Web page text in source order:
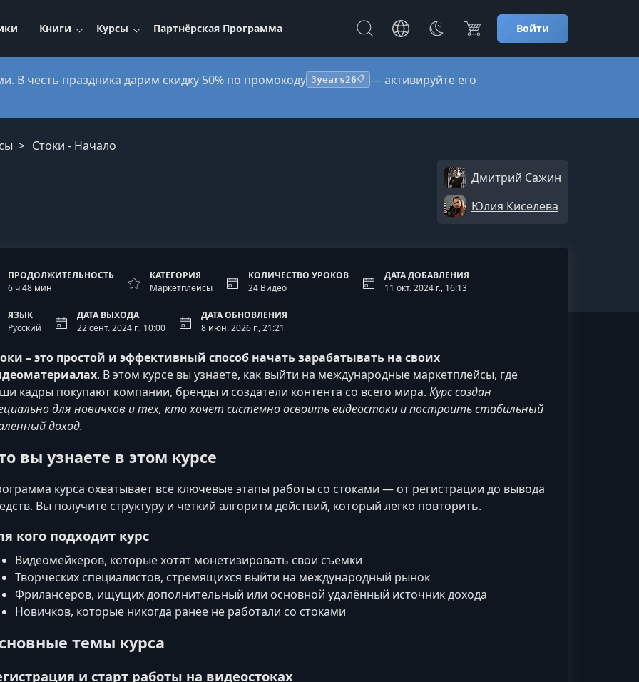
Книги Курсы Партнёрская Программа Войти
В честь праздника дарим скидку 50% по промокоду 3years26📋 — активируйте его
Стоки - Начало
Дмитрий Сажин
Юлия Киселева
ПРОДОЛЖИТЕЛЬНОСТЬ
6 ч 48 мин
КАТЕГОРИЯ
Маркетплейсы
КОЛИЧЕСТВО УРОКОВ
24 Видео
ДАТА ДОБАВЛЕНИЯ
11 окт. 2024 г., 16:13
ЯЗЫК
Русский
ДАТА ВЫХОДА
22 сент. 2024 г., 10:00
ДАТА ОБНОВЛЕНИЯ
8 июн. 2026 г., 21:21
– это простой и эффективный способ начать зарабатывать на своих
. В этом курсе вы узнаете, как выйти на международные маркетплейсы, где
кадры покупают компании, бренды и создатели контента со всего мира. Курс создан
для новичков и тех, кто хочет системно освоить видеостоки и построить стабильный
доход.
вы узнаете в этом курсе
курса охватывает все ключевые этапы работы со стоками — от регистрации до вывода
Вы получите структуру и чёткий алгоритм действий, который легко повторить.
кого подходит курс
Видеомейкеров, которые хотят монетизировать свои съемки
Творческих специалистов, стремящихся выйти на международный рынок
Фрилансеров, ищущих дополнительный или основной удалённый источник дохода
Новичков, которые никогда ранее не работали со стоками
темы курса
и старт работы на видеостоках